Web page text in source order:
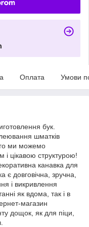
Оплата Умови
бук.
шматків
ми можемо
цікавою структурою!
канавка для
є довговічна, зручна,
і викривлення
як вдома, так і в
магазин
дощок, як для піци,